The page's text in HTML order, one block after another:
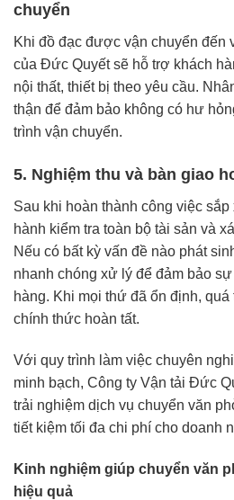
chuyển
Khi đồ đạc được vận chuyển đến
của Đức Quyết sẽ hỗ trợ khách
nội thất, thiết bị theo yêu cầu.
thận để đảm bảo không có hư
trình vận chuyển.
5. Nghiệm thu và bàn giao
Sau khi hoàn thành công việc
hành kiểm tra toàn bộ tài sản và
Nếu có bất kỳ vấn đề nào phát
nhanh chóng xử lý để đảm bảo
hàng. Khi mọi thứ đã ổn định,
chính thức hoàn tất.
Với quy trình làm việc chuyên
minh bạch, Công ty Vận tải Đức
trải nghiệm dịch vụ chuyển văn
tiết kiệm tối đa chi phí cho doanh
Kinh nghiệm giúp chuyển văn
hiệu quả